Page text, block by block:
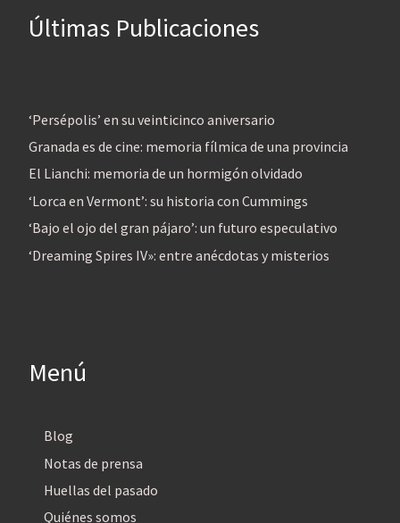
Últimas Publicaciones
‘Persépolis’ en su veinticinco aniversario
Granada es de cine: memoria fílmica de una provincia
El Lianchi: memoria de un hormigón olvidado
‘Lorca en Vermont’: su historia con Cummings
‘Bajo el ojo del gran pájaro’: un futuro especulativo
‘Dreaming Spires IV»: entre anécdotas y misterios
Menú
Blog
Notas de prensa
Huellas del pasado
Quiénes somos